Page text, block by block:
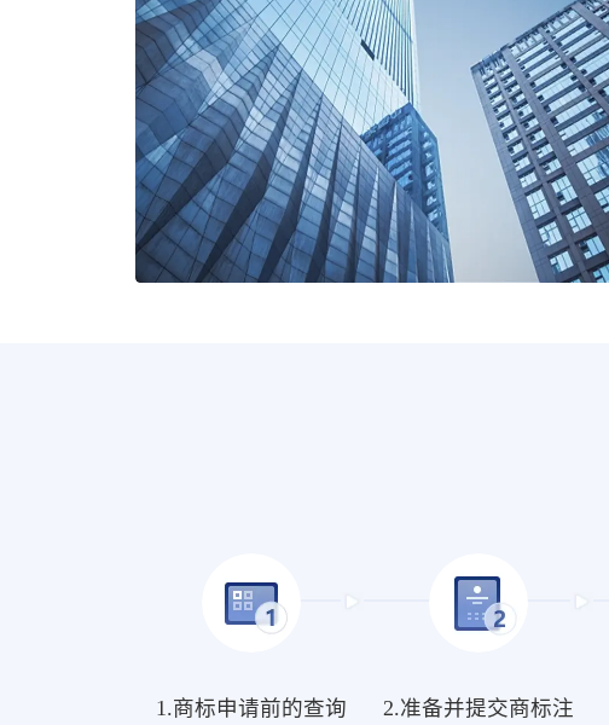
1.商标申请前的查询
2.准备并提交商标注